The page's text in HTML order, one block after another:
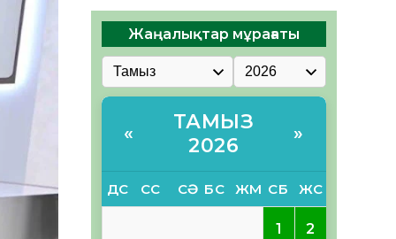
Жаңалықтар мұрағаты
«
ТАМЫЗ
2026
»
ДС СС СӘ БС ЖМ СБ ЖС
1 2